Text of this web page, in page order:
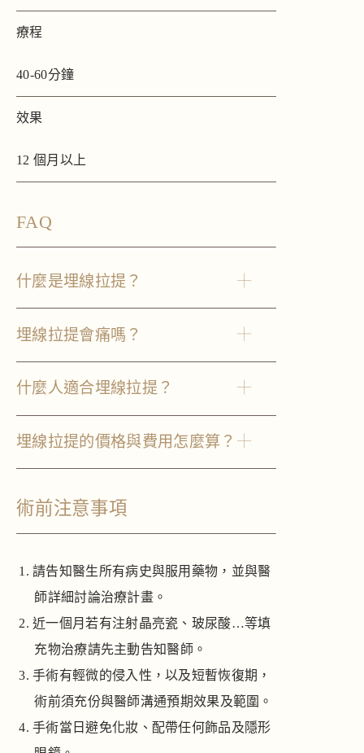
療程
40-60分鐘
效果
12 個月以上
FAQ
什麼是埋線拉提？
埋線拉提會痛嗎？
什麼人適合埋線拉提？
埋線拉提的價格與費用怎麼算？
術前注意事項
請告知醫生所有病史與服用藥物，並與醫
師詳細討論治療計畫。
近一個月若有注射晶亮瓷、玻尿酸…等填
充物治療請先主動告知醫師。
手術有輕微的侵入性，以及短暫恢復期，
術前須充份與醫師溝通預期效果及範圍。
手術當日避免化妝、配帶任何飾品及隱形